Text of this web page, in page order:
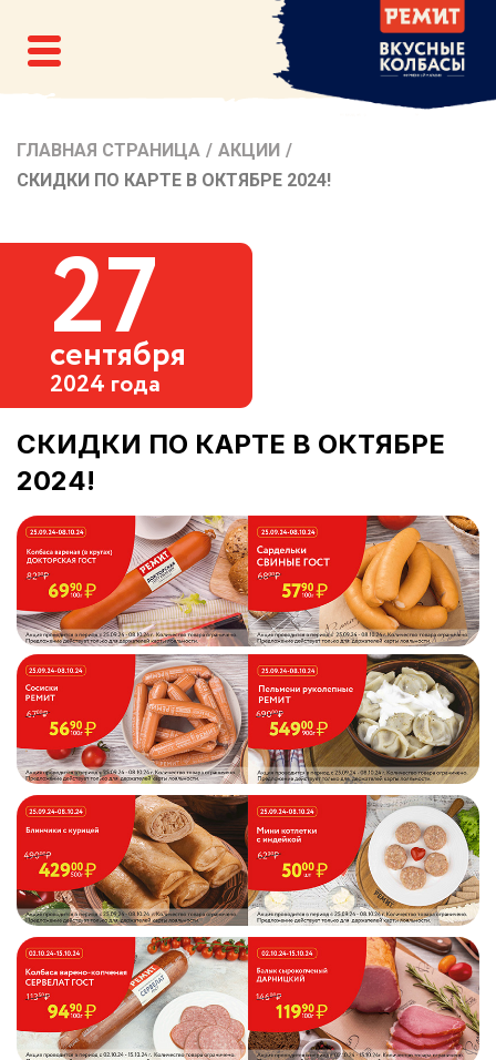
ГЛАВНАЯ СТРАНИЦА / АКЦИИ /
СКИДКИ ПО КАРТЕ В ОКТЯБРЕ 2024!
27
сентября
2024 года
СКИДКИ ПО КАРТЕ В ОКТЯБРЕ
2024!